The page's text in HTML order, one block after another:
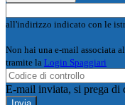
all'indirizzo indicato con le
Non hai una e-mail associata
tramite la Login Spaggiari
E-mail inviata, si prega di